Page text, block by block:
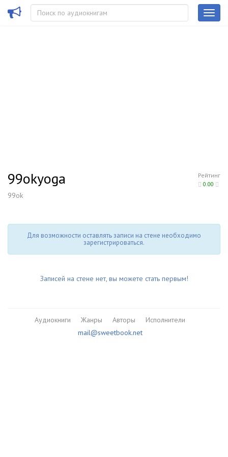
Рейтинг
0.00
99okyoga
99ok
Для возможности оставлять записи на стене необходимо
зарегистрироваться.
Записей на стене нет, вы можете стать первым!
Аудиокниги Жанры Авторы
Исполнители
mail@sweetbook.net